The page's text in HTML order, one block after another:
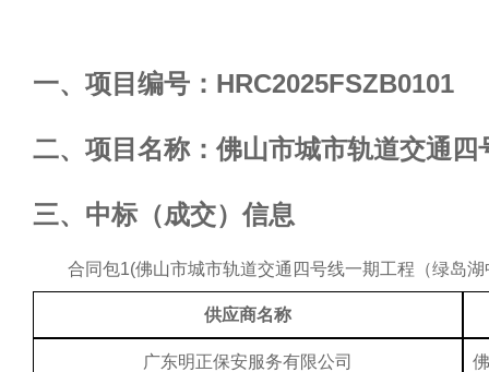
一、项目编号： HRC2025FSZB0101
二、项目名称： 佛山市城市轨道交通
三、 中标（成交）信息
合同包1(佛山市城市轨道交通四号线一期工程（绿岛
供应商名称
广东明正保安服务有限公司